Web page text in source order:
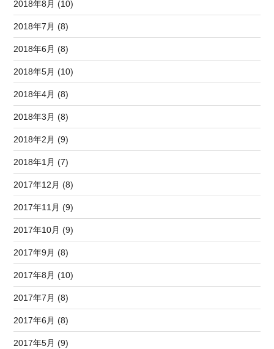
2018年8月 (10)
2018年7月 (8)
2018年6月 (8)
2018年5月 (10)
2018年4月 (8)
2018年3月 (8)
2018年2月 (9)
2018年1月 (7)
2017年12月 (8)
2017年11月 (9)
2017年10月 (9)
2017年9月 (8)
2017年8月 (10)
2017年7月 (8)
2017年6月 (8)
2017年5月 (9)